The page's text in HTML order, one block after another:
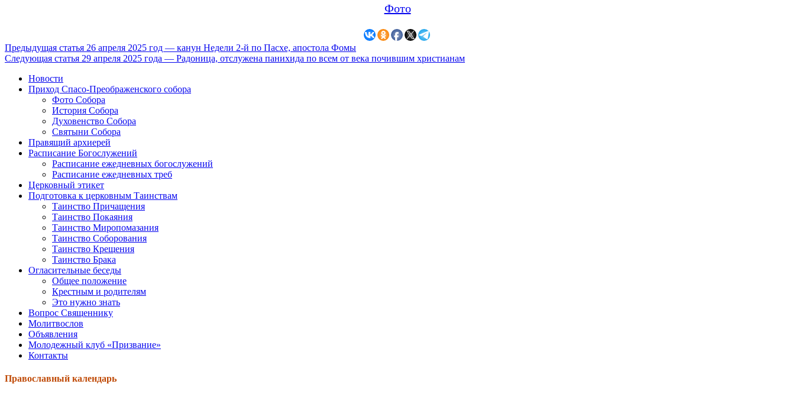
Фото
Продолжить
чтение
Предыдущая статья 26 апреля 2025 год — канун Недели 2-й по Пасхе, апостола Фомы
Следующая статья 29 апреля 2025 года — Радоница, отслужена панихида по всем от века почившим христианам
Новости
Приход Спасо-Преображенского собора
Фото Собора
История Собора
Духовенство Собора
Святыни Собора
Правящий архиерей
Расписание Богослужений
Расписание ежедневных богослужений
Расписание ежедневных треб
Церковный этикет
Подготовка к церковным Таинствам
Таинство Причащения
Таинство Покаяния
Таинство Миропомазания
Таинство Соборования
Таинство Крещения
Таинство Брака
Огласительные беседы
Общее положение
Крестным и родителям
Это нужно знать
Вопрос Священнику
Молитвослов
Объявления
Молодежный клуб «Призвание»
Контакты
Православный календарь